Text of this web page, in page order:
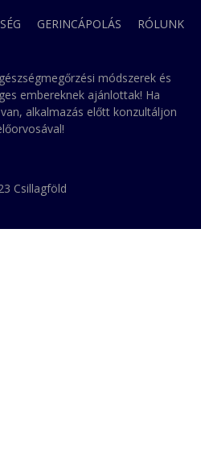
GERINCÁPOLÁS RÓLUNK
módszerek és
embereknek ajánlottak! Ha
alkalmazás előtt konzultáljon
Csillagföld